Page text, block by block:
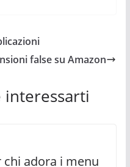
false su Amazon
interessarti
chi adora i menu